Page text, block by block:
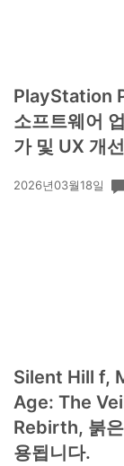
PlayStation
소프트웨어
가 및 UX 개선
공
2026년03월18일
Silent Hill f,
Age: The
Rebirth, 붉
용됩니다.